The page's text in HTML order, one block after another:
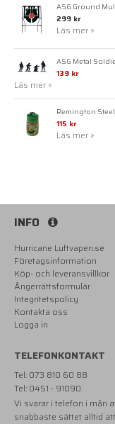
ASG Ground
299 kr
Läs mer »
ASG Metal
139 kr
Läs mer »
Remington Steel
115 kr
Läs mer »
INFO
Hurricane Luftvapen.se
Företagsinformation
Köp- och leveransvillkor
Ångerrättsformulär
Integritetspolicy
Kontakta oss
Logga in
TELEFONKONTAKT
Tel: 073 810 60 88
Tel: 0451 - 91090
Vi svarar i telefon i mån
snabbaste sättet alltid